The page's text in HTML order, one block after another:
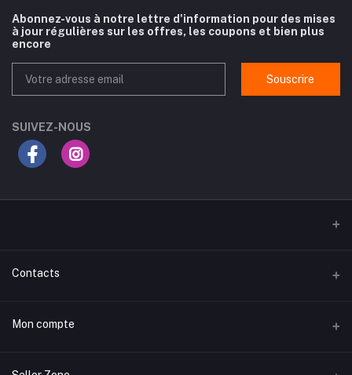
Abonnez-vous à notre lettre d'information pour des mises
à jour régulières sur les offres, les coupons et bien plus
encore
Souscrire
SUIVEZ-NOUS
Contacts
Adresse
Mon compte
تسجيل الدخول لحسابك